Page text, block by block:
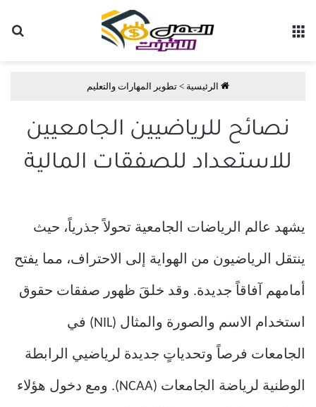
الرئيسية > تطوير المهارات والتعليم
نصائح للرياضيين الجامعيين
للاستعداد للصفقات المالية
يشهد عالم الرياضات الجامعية تحولاً جذرياً، حيث
ينتقل الرياضيون من الهواية إلى الاحتراف، مما يفتح
أمامهم آفاقاً جديدة. وقد خلقَ ظهور صفقات حقوق
استخدام الاسم والصورة والمثال (NIL) في
الجامعات فرصاً وتحدياتٍ جديدة لرياضيي الرابطة
الوطنية لرياضة الجامعات (NCAA). ومع دخول هؤلاء